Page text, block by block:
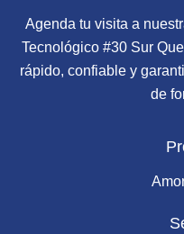
Agenda tu visita a
Tecnológico #30 Sur
rápido, confiable y
de